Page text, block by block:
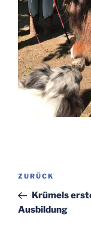
Vorheriger
Beitrag
ZURÜCK
Krümels
Ausbildung